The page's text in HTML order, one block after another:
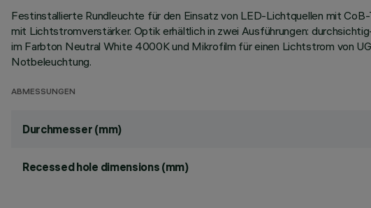
Festinstallierte Rundleuchte für den Einsatz von LED-Lichtquellen mit
mit Lichtstromverstärker. Optik erhältlich in zwei Ausführungen:
im Farbton Neutral White 4000K und Mikrofilm für einen Lichtstrom von
Notbeleuchtung.
ABMESSUNGEN
Durchmesser (mm)
Recessed hole dimensions (mm)